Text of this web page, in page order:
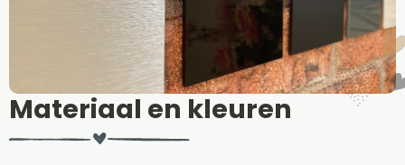
Materiaal en kleuren